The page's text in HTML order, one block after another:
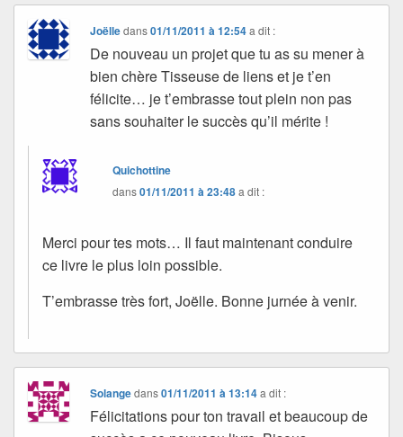
Joëlledans01/11/2011 à 12:54 a dit :
De nouveau un projet que tu as su mener à
bien chère Tisseuse de liens et je t’en
félicite… je t’embrasse tout plein non pas
sans souhaiter le succès qu’il mérite !
Quichottine
dans01/11/2011 à 23:48a dit :
Merci pour tes mots… Il faut maintenant conduire
ce livre le plus loin possible.
T’embrasse très fort, Joëlle. Bonne jurnée à venir.
Solangedans01/11/2011 à 13:14 a dit :
Félicitations pour ton travail et beaucoup de